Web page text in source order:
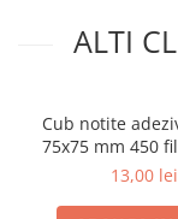
Aparate de
Afisare
Accesorii pentru
Panouri de pluta
Flipchart-uri
ALTI
Cub notite
75x75 mm 450
13,00 lei